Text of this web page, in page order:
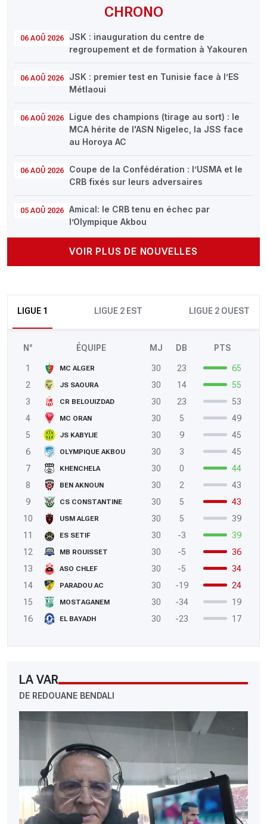
CHRONO
06 AOÛ 2026
JSK : inauguration du centre de
regroupement et de formation à Yakouren
06 AOÛ 2026
JSK : premier test en Tunisie face à l’ES
Métlaoui
06 AOÛ 2026
Ligue des champions (tirage au sort) : le
MCA hérite de l'ASN Nigelec, la JSS face
au Horoya AC
06 AOÛ 2026
Coupe de la Confédération : l’USMA et le
CRB fixés sur leurs adversaires
05 AOÛ 2026
Amical: le CRB tenu en échec par
l’Olympique Akbou
VOIR PLUS DE NOUVELLES
LIGUE 1 LIGUE 2 EST LIGUE 2 OUEST
N° ÉQUIPE MJ DB PTS
1 MC ALGER 30 23
65
2
JS SAOURA 30 14
55
3
CR BELOUIZDAD 30 23
53
4
MC ORAN 30 5
49
5
JS KABYLIE 30 9
45
6
OLYMPIQUE AKBOU 30 3
45
7
KHENCHELA 30 0
44
8
BEN AKNOUN 30 2
43
9
CS CONSTANTINE 30 5
43
10
USM ALGER 30 5
39
11
ES SETIF 30 -3
39
12
MB ROUISSET 30 -5
36
13
ASO CHLEF 30 -5
34
14
PARADOU AC 30 -19
24
15
MOSTAGANEM 30 -34
19
16
EL BAYADH 30 -23 17
LA VAR
DE REDOUANE BENDALI